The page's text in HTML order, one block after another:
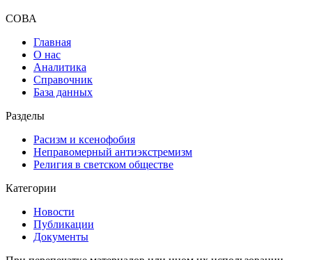
СОВА
Главная
О нас
Аналитика
Справочник
База данных
Разделы
Расизм и ксенофобия
Неправомерный антиэкстремизм
Религия в светском обществе
Категории
Новости
Публикации
Документы